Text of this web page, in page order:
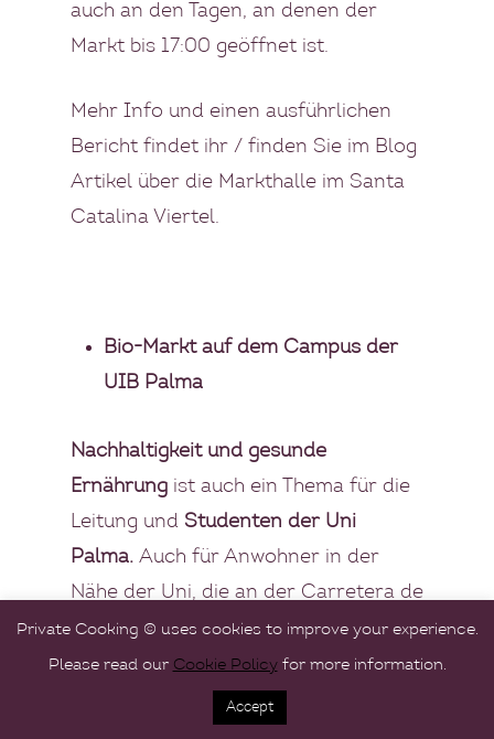
auch an den Tagen, an denen der
Markt bis 17:00 geöffnet ist.
Mehr Info und einen ausführlichen
Bericht findet ihr / finden Sie im Blog
Artikel über die Markthalle im Santa
Catalina Viertel.
Bio-Markt auf dem Campus der
UIB Palma
Nachhaltigkeit und gesunde
Ernährung ist auch ein Thema für die
Leitung und Studenten der Uni
Palma. Auch für Anwohner in der
Nähe der Uni, die an der Carretera de
Valldemossa liegt, ist der Bio-Markt
praktisch und ein wertvoller
Private Cooking © uses cookies to improve your experience.
Please read our Cookie Policyfor more information.
Accept